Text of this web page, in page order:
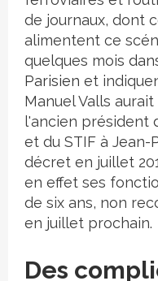
de journaux, dont
alimentent ce
quelques mois
Parisien et
Manuel Valls
l'ancien président
et du STIF à Jean-
décret en juillet
en effet ses
de six ans, non
en juillet prochain.
Des